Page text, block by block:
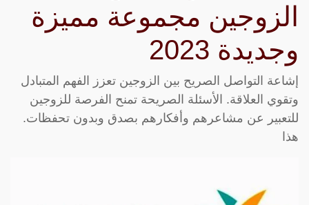
الزوجين مجموعة مميزة
وجديدة 2023
إشاعة التواصل الصريح بين الزوجين تعزز الفهم المتبادل
وتقوي العلاقة. الأسئلة الصريحة تمنح الفرصة للزوجين
للتعبير عن مشاعرهم وأفكارهم بصدق وبدون تحفظات.
هذا